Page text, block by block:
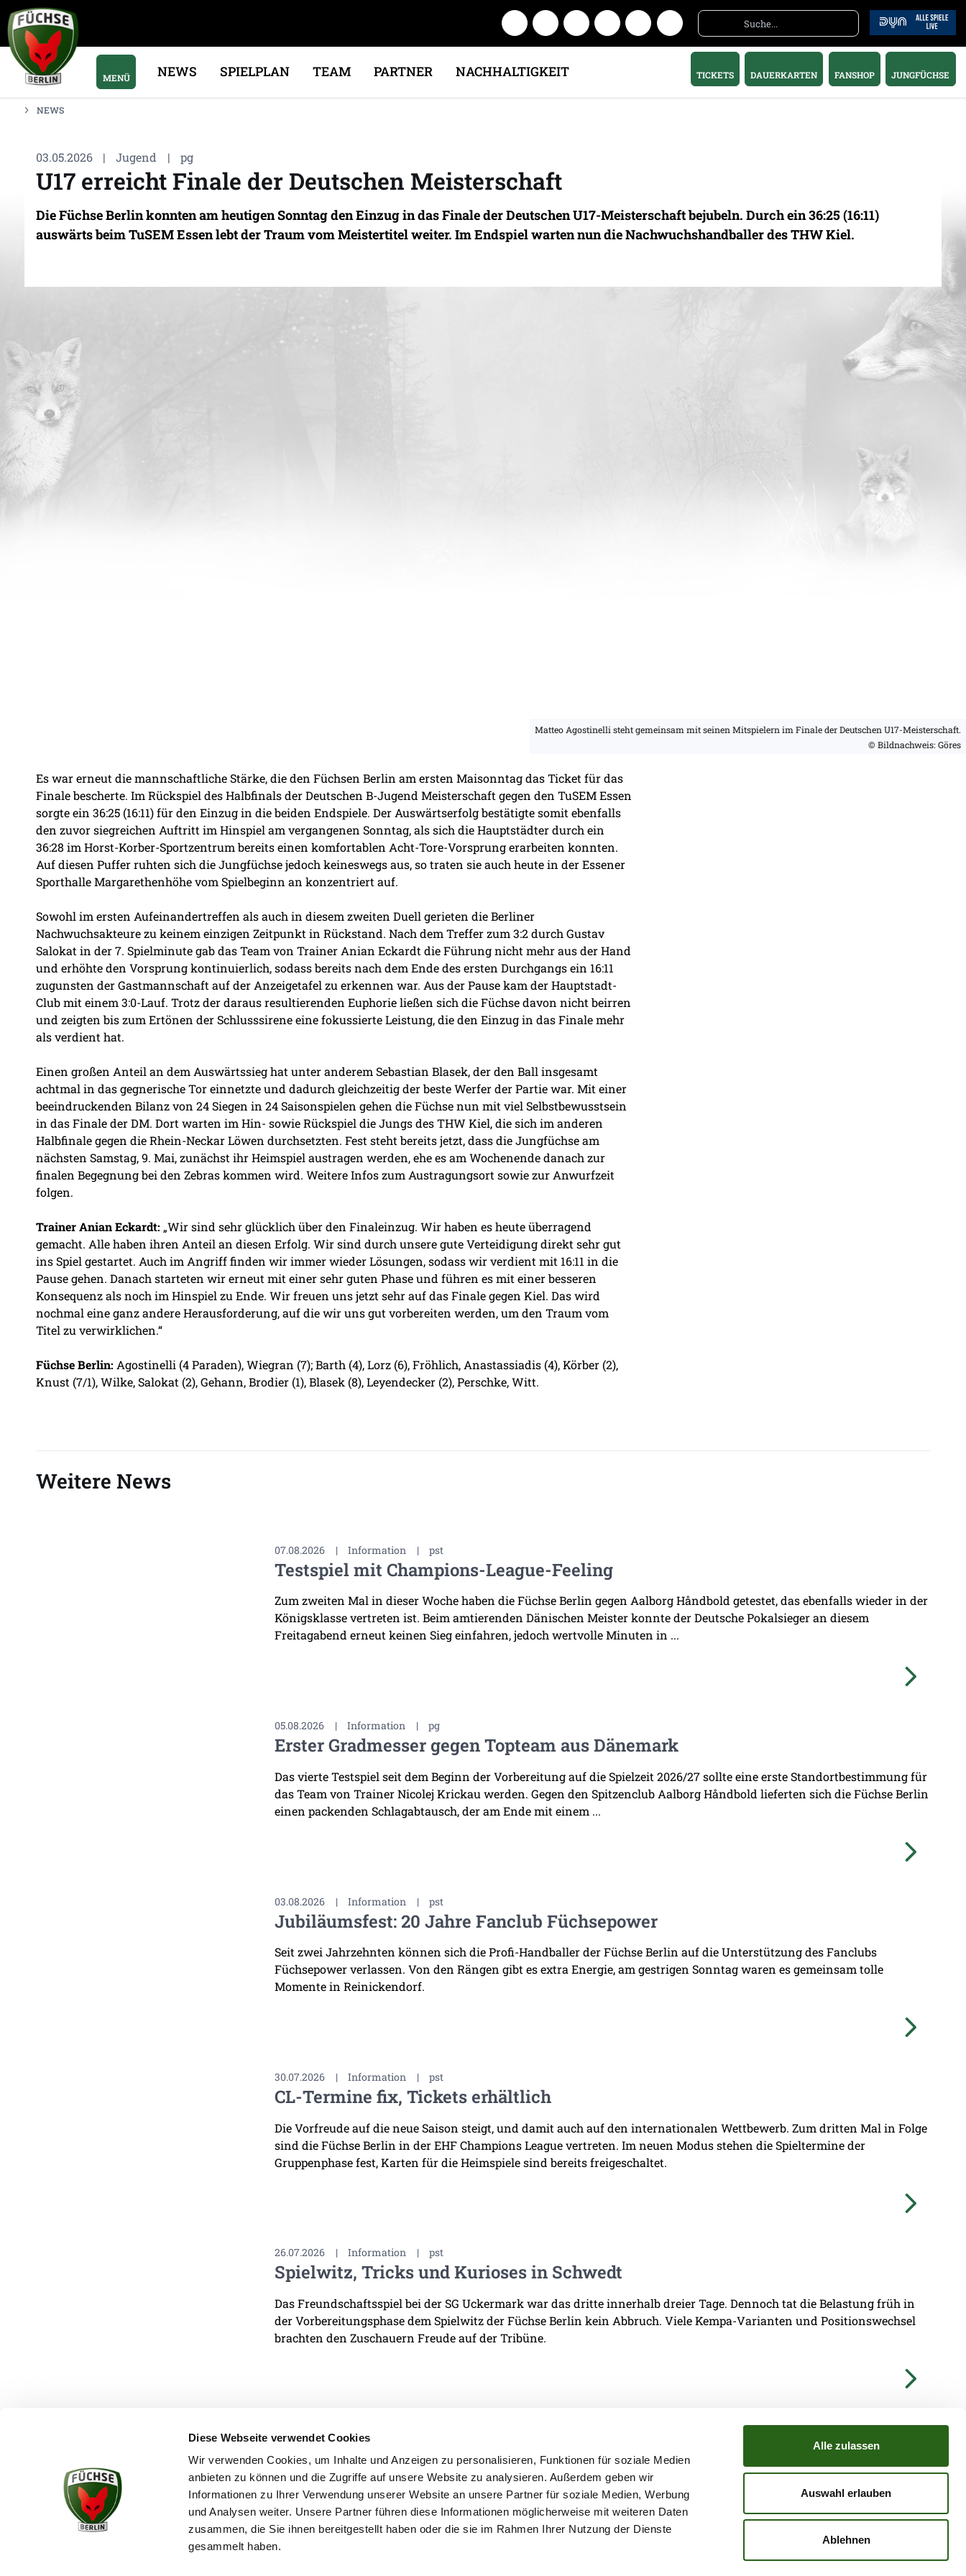
Diese Webseite verwendet Cookies
Wir verwenden Cookies, um Inhalte und Anzeigen zu personalisieren, Funktionen für soziale Medien
anbieten zu können und die Zugriffe auf unsere Website zu analysieren. Außerdem geben wir
Informationen zu Ihrer Verwendung unserer Website an unsere Partner für soziale Medien, Werbung
und Analysen weiter. Unsere Partner führen diese Informationen möglicherweise mit weiteren Daten
zusammen, die Sie ihnen bereitgestellt haben oder die sie im Rahmen Ihrer Nutzung der Dienste
gesammelt haben.
Alle zulassen
Auswahl erlauben
Ablehnen
MENÜ NEWS SPIELPLAN TEAM PARTNER NACHHALTIGKEIT TICKETS DAUERKARTEN FANSHOP JUNGFÜCHSE
NEWS
03.05.2026 | Jugend | pg
U17 erreicht Finale der Deutschen Meisterschaft
Die Füchse Berlin konnten am heutigen Sonntag den Einzug in das Finale der Deutschen U17-Meisterschaft bejubeln. Durch ein 36:25 (16:11)
auswärts beim TuSEM Essen lebt der Traum vom Meistertitel weiter. Im Endspiel warten nun die Nachwuchshandballer des THW Kiel.
Matteo Agostinelli steht gemeinsam mit seinen Mitspielern im Finale der Deutschen U17-Meisterschaft.
© Bildnachweis: Göres
Es war erneut die mannschaftliche Stärke, die den Füchsen Berlin am ersten Maisonntag das Ticket für das
Finale bescherte. Im Rückspiel des Halbfinals der Deutschen B-Jugend Meisterschaft gegen den TuSEM Essen
sorgte ein 36:25 (16:11) für den Einzug in die beiden Endspiele. Der Auswärtserfolg bestätigte somit ebenfalls
den zuvor siegreichen Auftritt im Hinspiel am vergangenen Sonntag, als sich die Hauptstädter durch ein
36:28 im Horst-Korber-Sportzentrum bereits einen komfortablen Acht-Tore-Vorsprung erarbeiten konnten.
Auf diesen Puffer ruhten sich die Jungfüchse jedoch keineswegs aus, so traten sie auch heute in der Essener
Sporthalle Margarethenhöhe vom Spielbeginn an konzentriert auf.
Sowohl im ersten Aufeinandertreffen als auch in diesem zweiten Duell gerieten die Berliner
Nachwuchsakteure zu keinem einzigen Zeitpunkt in Rückstand. Nach dem Treffer zum 3:2 durch Gustav
Salokat in der 7. Spielminute gab das Team von Trainer Anian Eckardt die Führung nicht mehr aus der Hand
und erhöhte den Vorsprung kontinuierlich, sodass bereits nach dem Ende des ersten Durchgangs ein 16:11
zugunsten der Gastmannschaft auf der Anzeigetafel zu erkennen war. Aus der Pause kam der Hauptstadt-
Club mit einem 3:0-Lauf. Trotz der daraus resultierenden Euphorie ließen sich die Füchse davon nicht beirren
und zeigten bis zum Ertönen der Schlusssirene eine fokussierte Leistung, die den Einzug in das Finale mehr
als verdient hat.
Einen großen Anteil an dem Auswärtssieg hat unter anderem Sebastian Blasek, der den Ball insgesamt
achtmal in das gegnerische Tor einnetzte und dadurch gleichzeitig der beste Werfer der Partie war. Mit einer
beeindruckenden Bilanz von 24 Siegen in 24 Saisonspielen gehen die Füchse nun mit viel Selbstbewusstsein
in das Finale der DM. Dort warten im Hin- sowie Rückspiel die Jungs des THW Kiel, die sich im anderen
Halbfinale gegen die Rhein-Neckar Löwen durchsetzten. Fest steht bereits jetzt, dass die Jungfüchse am
nächsten Samstag, 9. Mai, zunächst ihr Heimspiel austragen werden, ehe es am Wochenende danach zur
finalen Begegnung bei den Zebras kommen wird. Weitere Infos zum Austragungsort sowie zur Anwurfzeit
folgen.
Trainer Anian Eckardt: „Wir sind sehr glücklich über den Finaleinzug. Wir haben es heute überragend
gemacht. Alle haben ihren Anteil an diesen Erfolg. Wir sind durch unsere gute Verteidigung direkt sehr gut
ins Spiel gestartet. Auch im Angriff finden wir immer wieder Lösungen, sodass wir verdient mit 16:11 in die
Pause gehen. Danach starteten wir erneut mit einer sehr guten Phase und führen es mit einer besseren
Konsequenz als noch im Hinspiel zu Ende. Wir freuen uns jetzt sehr auf das Finale gegen Kiel. Das wird
nochmal eine ganz andere Herausforderung, auf die wir uns gut vorbereiten werden, um den Traum vom
Titel zu verwirklichen.“
Füchse Berlin: Agostinelli (4 Paraden), Wiegran (7); Barth (4), Lorz (6), Fröhlich, Anastassiadis (4), Körber (2),
Knust (7/1), Wilke, Salokat (2), Gehann, Brodier (1), Blasek (8), Leyendecker (2), Perschke, Witt.
Weitere News
07.08.2026 | Information | pst
Testspiel mit Champions-League-Feeling
Zum zweiten Mal in dieser Woche haben die Füchse Berlin gegen Aalborg Håndbold getestet, das ebenfalls wieder in der
Königsklasse vertreten ist. Beim amtierenden Dänischen Meister konnte der Deutsche Pokalsieger an diesem
Freitagabend erneut keinen Sieg einfahren, jedoch wertvolle Minuten in ...
05.08.2026 | Information | pg
Erster Gradmesser gegen Topteam aus Dänemark
Das vierte Testspiel seit dem Beginn der Vorbereitung auf die Spielzeit 2026/27 sollte eine erste Standortbestimmung für
das Team von Trainer Nicolej Krickau werden. Gegen den Spitzenclub Aalborg Håndbold lieferten sich die Füchse Berlin
einen packenden Schlagabtausch, der am Ende mit einem ...
03.08.2026 | Information | pst
Jubiläumsfest: 20 Jahre Fanclub Füchsepower
Seit zwei Jahrzehnten können sich die Profi-Handballer der Füchse Berlin auf die Unterstützung des Fanclubs
Füchsepower verlassen. Von den Rängen gibt es extra Energie, am gestrigen Sonntag waren es gemeinsam tolle
Momente in Reinickendorf.
30.07.2026 | Information | pst
CL-Termine fix, Tickets erhältlich
Die Vorfreude auf die neue Saison steigt, und damit auch auf den internationalen Wettbewerb. Zum dritten Mal in Folge
sind die Füchse Berlin in der EHF Champions League vertreten. Im neuen Modus stehen die Spieltermine der
Gruppenphase fest, Karten für die Heimspiele sind bereits freigeschaltet.
26.07.2026 | Information | pst
Spielwitz, Tricks und Kurioses in Schwedt
Das Freundschaftsspiel bei der SG Uckermark war das dritte innerhalb dreier Tage. Dennoch tat die Belastung früh in
der Vorbereitungsphase dem Spielwitz der Füchse Berlin kein Abbruch. Viele Kempa-Varianten und Positionswechsel
brachten den Zuschauern Freude auf der Tribüne.
KONTAKT IMPRESSUM DATENSCHUTZ ATGB